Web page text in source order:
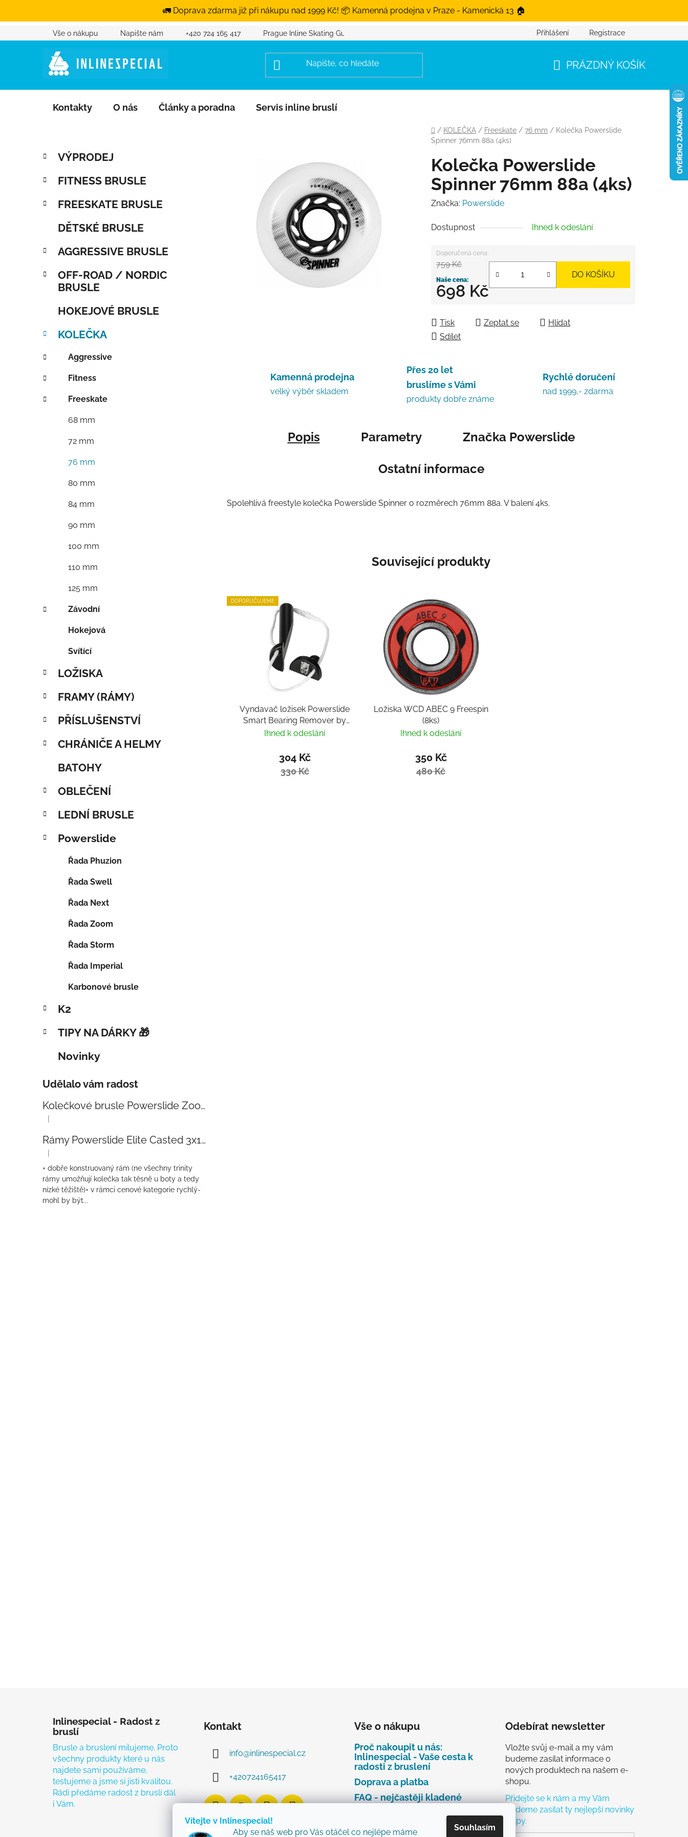
🚛 Doprava zdarma již při nákupu nad 1999 Kč! 📦 Kamenná prodejna v Praze - Kamenická 13 🏠
Vítejte v Inlinespecial!
Aby se náš web pro Vás otáčel co nejlépe máme
Souhlasím
Přejít na obsah
Vše o nákupu Napište nám +420 724 165 417 Prague Inline Skating Guide Přihlášení Registrace
PRÁZDNÝ KOŠÍK
Kontakty O nás Články a poradna Servis inline bruslí
Domů
/ KOLEČKA / Freeskate / 76 mm / Kolečka Powerslide
Spinner 76mm 88a (4ks)
Postranní panel
Přeskočit kategorie
Kategorie
VÝPRODEJ
FITNESS BRUSLE
FREESKATE BRUSLE
DĚTSKÉ BRUSLE
AGGRESSIVE BRUSLE
OFF-ROAD / NORDIC
BRUSLE
HOKEJOVÉ BRUSLE
KOLEČKA
Aggressive
Fitness
Freeskate
68 mm
72 mm
76 mm
80 mm
84 mm
90 mm
100 mm
110 mm
125 mm
Závodní
Hokejová
Svítící
LOŽISKA
FRAMY (RÁMY)
PŘÍSLUŠENSTVÍ
CHRÁNIČE A HELMY
BATOHY
OBLEČENÍ
LEDNÍ BRUSLE
Powerslide
Řada Phuzion
Řada Swell
Řada Next
Řada Zoom
Řada Storm
Řada Imperial
Karbonové brusle
K2
TIPY NA DÁRKY 🎁
Novinky
Udělalo vám radost
Kolečkové brusle Powerslide Zoom Baby Blue 80
Hodnocení produktu je 5 z 5 hvězdiček.
|
Rámy Powerslide Elite Casted 3x110 Trinity 270mm
Hodnocení produktu je 4 z 5 hvězdiček.
|
+ dobře konstruovaný rám (ne všechny trinity
rámy umožňují kolečka tak těsně u boty a tedy
nízké těžiště)+ v rámci cenové kategorie rychlý-
mohl by být...
Kolečka Powerslide
Spinner 76mm 88a (4ks)
Značka: Powerslide
Dostupnost Ihned k odeslání
759 Kč
698 Kč
DO KOŠÍKU
Tisk Zeptat se
Hlídat
Sdílet
Kamenná prodejna
velký výběr skladem
Přes 20 let
bruslíme s Vámi
produkty dobře známe
Rychlé doručení
nad 1999,- zdarma
Popis Parametry Značka Powerslide
Ostatní informace
Spolehlivá freestyle kolečka Powerslide Spinner o rozměrech 76mm 88a. V balení 4ks.
Související produkty
DOPORUČUJEME
Vyndavač ložisek Powerslide
Smart Bearing Remover by
Villy
Ihned k odeslání
304 Kč
330 Kč
Ložiska WCD ABEC 9 Freespin
(8ks)
Ihned k odeslání
350 Kč
480 Kč
Inlinespecial - Radost z
bruslí
Brusle a bruslení milujeme. Proto
všechny produkty které u nás
najdete sami používáme,
testujeme a jsme si jisti kvalitou.
Rádi předáme radost z bruslí dál
i Vám.
Kontakt
info@inlinespecial.cz
+420724165417
Vše o nákupu
Proč nakoupit u nás:
Inlinespecial - Vaše cesta k
radosti z bruslení
Doprava a platba
FAQ - nejčastěji kladené
dotazy
Najdete u nás tyto značky
Odebírat newsletter
Vložte svůj e-mail a my vám
budeme zasílat informace o
nových produktech na našem e-
shopu.
Přidejte se k nám a my Vám
budeme zasílat ty nejlepší novinky
a tipy.